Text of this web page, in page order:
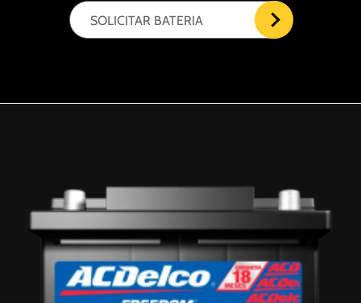
SOLICITAR BATERIA